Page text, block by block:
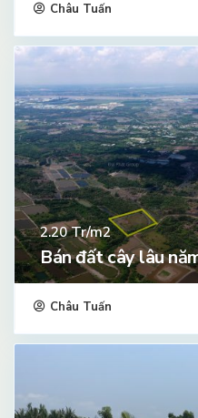
Châu Tuấn
2.20Tr/m2
Bán đất cây lâu
Châu Tuấn